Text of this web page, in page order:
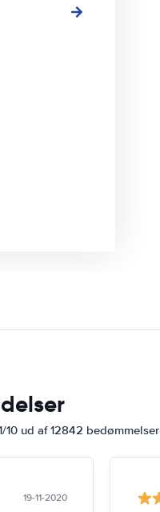
10 ud af 12842 bedømmelser
19-11-2020